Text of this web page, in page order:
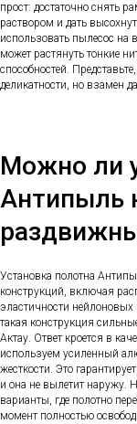
прост: достаточно снять
раствором и дать
использовать пылесос на
может растянуть тонкие
способностей.
деликатности, но взамен
Можно ли
Антипыль
Установка полотна
конструкций, включая
эластичности
такая конструкция
Актау. Ответ кроется в
используем усиленный
жесткости. Это
и она не вылетит наружу.
варианты, где полотно
момент полностью